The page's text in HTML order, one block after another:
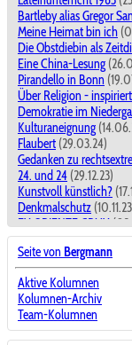
Bartleby alias Gregor
Meine Heimat bin ich
Die Obstdiebin als
Eine China-Lesung
Pirandello in Bonn
Über Religion -
Demokratie im
Kulturaneignung
Flaubert (29.03.24)
Gedanken zu
24. und 24 (29.12.23)
Kunstvoll künstlich?
Denkmalschutz
EX ORIENTE CRUX
SAID(18.08.23)
Frühe Kunstbegegnungen
ctd(12.05.23)
Das Reich der Mitte -
Wondratscheks
Die Moral in Zeiten des
Literatur in Studium
Seite von Bergmann
Aktive Kolumnen
Kolumnen-Archiv
Team-Kolumnen